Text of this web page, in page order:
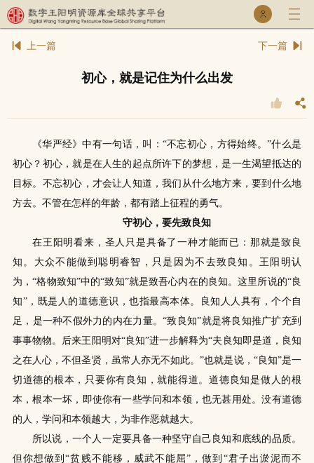
乐童库
专家库
初心，就是记住为什么出发
《华严经》中有一句话，叫：“不忘初心，方得始终。”什么是
初心？初心，就是在人生的起点所许下的梦想，是一生渴望抵达的
目标。不忘初心，才会让人知道，我们从什么地方来，要到什么地
方去。不管在怎样的年龄，都有踏上征程的勇气。
守初心，要先致良知
在王阳明看来，圣人只是具备了一种才能而已：那就是致良
知。大众不能做到聪明睿智，只是因为不去致良知。王阳明认
为，“格物致知”中的“致知”就是致吾心内在的良知。这里所说的“良
知”，既是人的道德意识，也指最高本体。良知人人具有，个个自
足，是一种不假外力的内在力量。“致良知”就是将良知推广扩充到
事事物物。后来王阳明对“良知”进一步解释为“夫良知即是道，良知
之在人心，不但圣贤，虽常人亦无不如此。”也就是说，“良知”是一
切道德的根本，只要你有良知，就能得道。道德良知是做人的根
本，根本一坏，即使你有一些学问和本领，也无甚用处。没有道德
的人，学问和本领越大，为非作恶就越大。
所以说，一个人一定要具备一种坚守自己良知和底线的品质。
但你想做到“贫贱不能移，威武不能屈”，做到“君子出淤泥而不